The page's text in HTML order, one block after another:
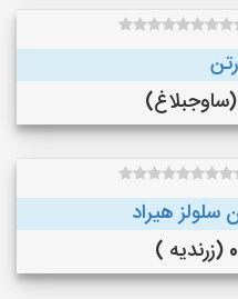
سلولز هیراد
)